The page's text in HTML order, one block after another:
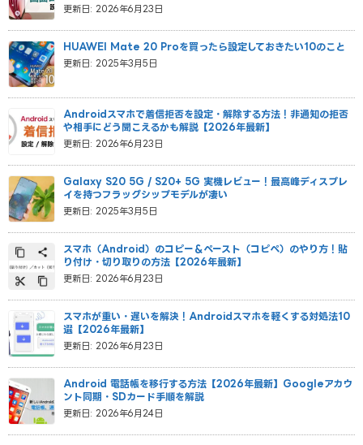
更新日: 2026年6月23日
更新日: 2025年3月5日
HUAWEI Mate 20 Proを買ったら設定しておきたい10のこと
更新日: 2026年6月23日
Androidスマホで着信拒否を設定・解除する方法！非通知の拒否
や相手にどう聞こえるかも解説【2026年最新】
更新日: 2025年3月5日
Galaxy S20 5G / S20+ 5G 実機レビュー！最高峰ディスプレ
イを持つフラッグシップモデルが凄い
更新日: 2026年6月23日
スマホ（Android）のコピー＆ペースト（コピペ）のやり方！貼
り付け・切り取りの方法【2026年最新】
更新日: 2026年6月23日
スマホが重い・遅いを解決！Androidスマホを軽くする対処法10
選【2026年最新】
更新日: 2026年6月24日
Android 電話帳を移行する方法【2026年最新】Googleアカウ
ント同期・SDカード手順を解説